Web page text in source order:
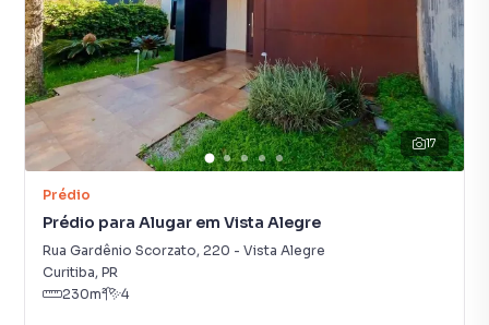
17
Prédio
Prédio para Alugar em Vista Alegre
Rua Gardênio Scorzato, 220 - Vista Alegre
Curitiba, PR
230m² 4